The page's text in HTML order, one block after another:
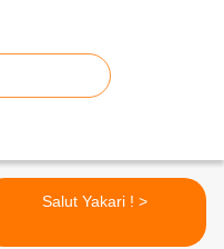
Salut Yakari ! >